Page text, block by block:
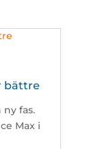
bättre
fas.
Max i